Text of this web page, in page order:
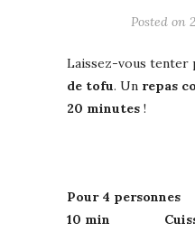
Posted on
Laissez-vous tenter
de tofu. Un repas
20 minutes !
Pour 4
10 min